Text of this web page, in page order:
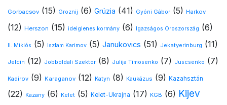
Gorbacsov (15) Groznij (6) Grúzia (41) Gyóni Gábor (5) Harkov
(12) Herszon (15) ideiglenes kormány (6) Igazságos Oroszország (6)
II. Miklós (5) Iszlam Karimov (5) Janukovics (51) Jekatyerinburg (11)
Jelcin (12) Jobboldali Szektor (8) Julija Timosenko (7) Juscsenko (7)
Kadirov (9) Karaganov (12) Katyn (8) Kaukázus (9) Kazahsztán
(22) Kazany (6) Kelet (5) Kelet-Ukrajna (17) KGB (6) Kijev